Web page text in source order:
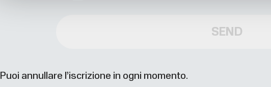
SEND
Puoi annullare l’iscrizione in ogni momento.